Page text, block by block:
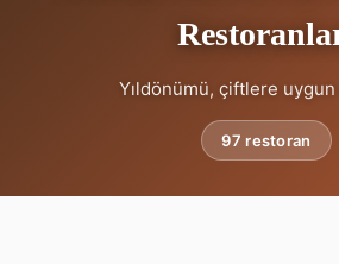
Yıldönümü, çiftlere
97 restoran